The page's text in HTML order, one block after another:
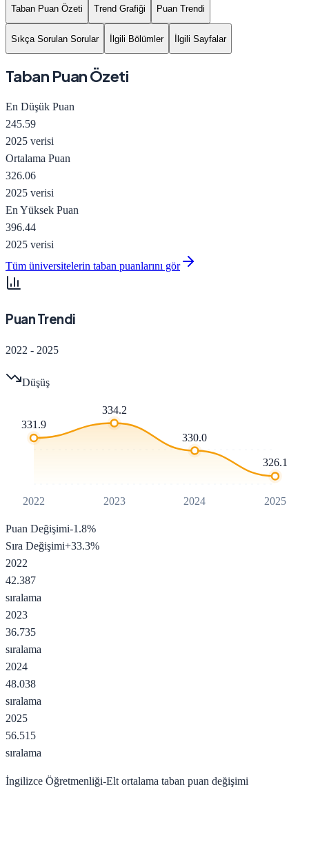
Taban Puan Özeti Trend Grafiği Puan Trendi
Sıkça Sorulan Sorular İlgili Bölümler İlgili Sayfalar
Taban Puan Özeti
En Düşük Puan
245.59
2025 verisi
Ortalama Puan
326.06
2025 verisi
En Yüksek Puan
396.44
2025 verisi
Tüm üniversitelerin taban puanlarını gör
Puan Trendi
2022 - 2025
Düşüş
331.9
2022
334.2
2023
330.0
2024
326.1
2025
Puan Değişimi-1.8%
Sıra Değişimi+33.3%
2022
42.387
sıralama
2023
36.735
sıralama
2024
48.038
sıralama
2025
56.515
sıralama
İngilizce Öğretmenliği-Elt ortalama taban puan değişimi